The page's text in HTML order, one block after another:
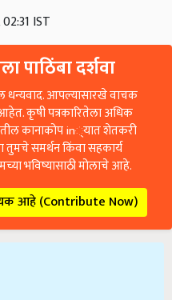
IST
पाठिंबा दर्शवा
धन्यवाद. आपल्यासारखे वाचक
कृषी पत्रकारितेला अधिक
कानाकोप in्यात शेतकरी
तुमचे समर्थन किंवा सहकार्य
भविष्यासाठी मोलाचे आहे.
आहे (Contribute Now)